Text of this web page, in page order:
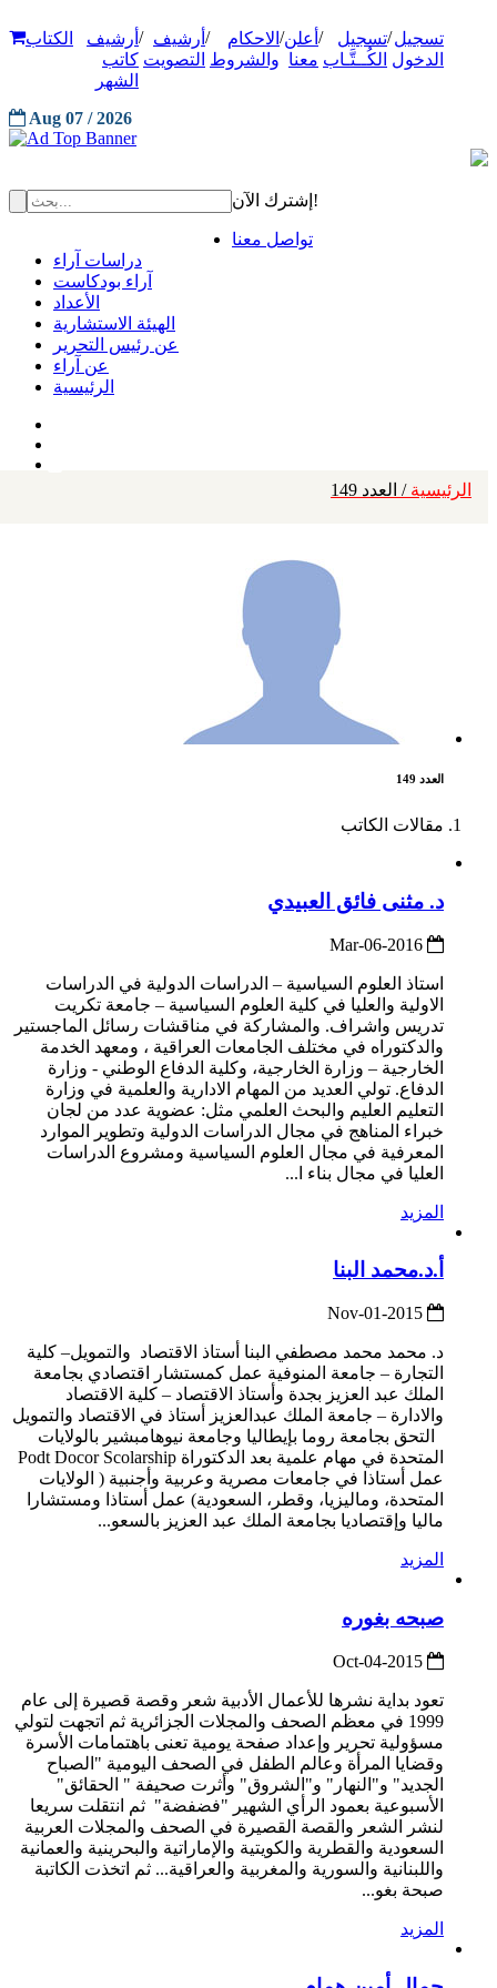
تسجيل
الدخول
/تسجيل
الكُــتَّـاب
/ أعلن
معنا
/ الاحكام
والشروط
/ أرشيف
التصويت
/ أرشيف
كاتب
الشهر
الكتاب
Aug 07 / 2026
إشترك الآن!
تواصل معنا
دراسات آراء
آراء بودكاست
الأعداد
الهيئة الاستشارية
عن رئيس التحرير
عن آراء
الرئيسية
الرئيسية / العدد 149
العدد 149
مقالات الكاتب
د. مثنى فائق العبيدي
استاذ العلوم السياسية – الدراسات الدولية في الدراسات
الاولية والعليا في كلية العلوم السياسية – جامعة تكريت
تدريس واشراف. والمشاركة في مناقشات رسائل الماجستير
والدكتوراه في مختلف الجامعات العراقية ، ومعهد الخدمة
الخارجية – وزارة الخارجية، وكلية الدفاع الوطني - وزارة
الدفاع. تولي العديد من المهام الادارية والعلمية في وزارة
التعليم العليم والبحث العلمي مثل: عضوية عدد من لجان
خبراء المناهج في مجال الدراسات الدولية وتطوير الموارد
المعرفية في مجال العلوم السياسية ومشروع الدراسات
العليا في مجال بناء ا...
المزيد
أ.د.محمد البنا
د. محمد محمد مصطفي البنا أستاذ الاقتصاد والتمويل– كلية
التجارة – جامعة المنوفية عمل كمستشار اقتصادي بجامعة
الملك عبد العزيز بجدة وأستاذ الاقتصاد – كلية الاقتصاد
والادارة – جامعة الملك عبدالعزيز أستاذ في الاقتصاد والتمويل
التحق بجامعة روما بإيطاليا وجامعة نيوهامبشير بالولايات
المتحدة في مهام علمية بعد الدكتوراة Podt Docor Scolarship
عمل أستاذا في جامعات مصرية وعربية وأجنبية ( الولايات
المتحدة، وماليزيا، وقطر، السعودية) عمل أستاذا ومستشارا
ماليا وإقتصاديا بجامعة الملك عبد العزيز بالسعو...
المزيد
صبحه بغوره
تعود بداية نشرها للأعمال الأدبية شعر وقصة قصيرة إلى عام
1999 في معظم الصحف والمجلات الجزائرية ثم اتجهت لتولي
مسؤولية تحرير وإعداد صفحة يومية تعنى باهتمامات الأسرة
وقضايا المرأة وعالم الطفل في الصحف اليومية "الصباح
الجديد" و"النهار" و"الشروق" وأثرت صحيفة " الحقائق"
الأسبوعية بعمود الرأي الشهير "فضفضة" ثم انتقلت سريعا
لنشر الشعر والقصة القصيرة في الصحف والمجلات العربية
السعودية والقطرية والكويتية والإماراتية والبحرينية والعمانية
واللبنانية والسورية والمغربية والعراقية... ثم اتخذت الكاتبة
صبحة بغو...
المزيد